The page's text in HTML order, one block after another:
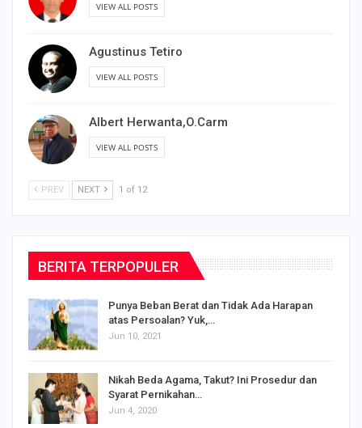
VIEW ALL POSTS
Agustinus Tetiro
VIEW ALL POSTS
Albert Herwanta,O.Carm
VIEW ALL POSTS
PREV NEXT 1 of 12
BERITA TERPOPULER
Punya Beban Berat dan Tidak Ada Harapan
atas Persoalan? Yuk,…
Jun 10, 2021
Nikah Beda Agama, Takut? Ini Prosedur dan
Syarat Pernikahan…
Jun 4, 2020